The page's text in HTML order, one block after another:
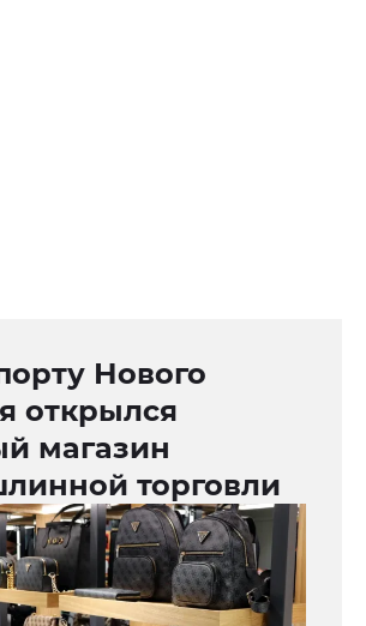
Нового
открылся
магазин
торговли